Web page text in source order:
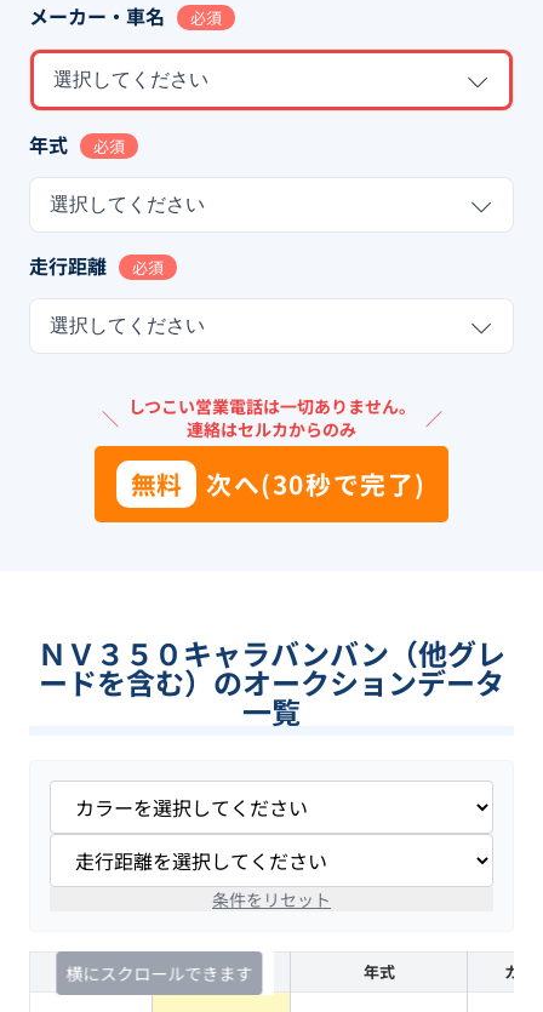
メーカー・車名 必須
選択してください
年式 必須
選択してください
走行距離 必須
選択してください
＼ しつこい営業電話は一切ありません。
連絡はセルカからのみ
／
無料 次へ(30秒で完了)
ＮＶ３５０キャラバンバン（他グレ
ードを含む）のオークションデータ
一覧
条件をリセット
横にスクロールできます
査定時期 セルカ実績 年式 カラ